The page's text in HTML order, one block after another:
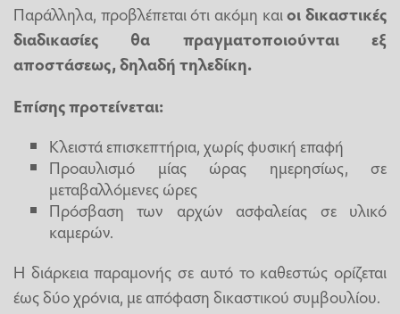
Παράλληλα, προβλέπεται ότι ακόμη καιοι δικαστικές
διαδικασίες θα πραγματοποιούνται εξ
αποστάσεως, δηλαδή τηλεδίκη.
Επίσης προτείνεται:
Κλειστά επισκεπτήρια, χωρίς φυσική επαφή
Προαυλισμό μίας ώρας ημερησίως, σε
μεταβαλλόμενες ώρες
Πρόσβαση των αρχών ασφαλείας σε υλικό
καμερών.
Η διάρκεια παραμονής σε αυτό το καθεστώς ορίζεται
έως δύο χρόνια, με απόφαση δικαστικού συμβουλίου.